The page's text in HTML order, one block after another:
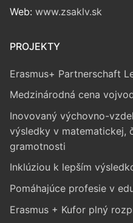
Web: www.zsaklv.sk
PROJEKTY
Erasmus+ Partnerschaft
Medzinárodná cena
Inovovaný výchovno-
výsledky v matematickej,
gramotnosti
Inklúziou k lepším
Pomáhajúce profesie v
Erasmus + Kufor plný